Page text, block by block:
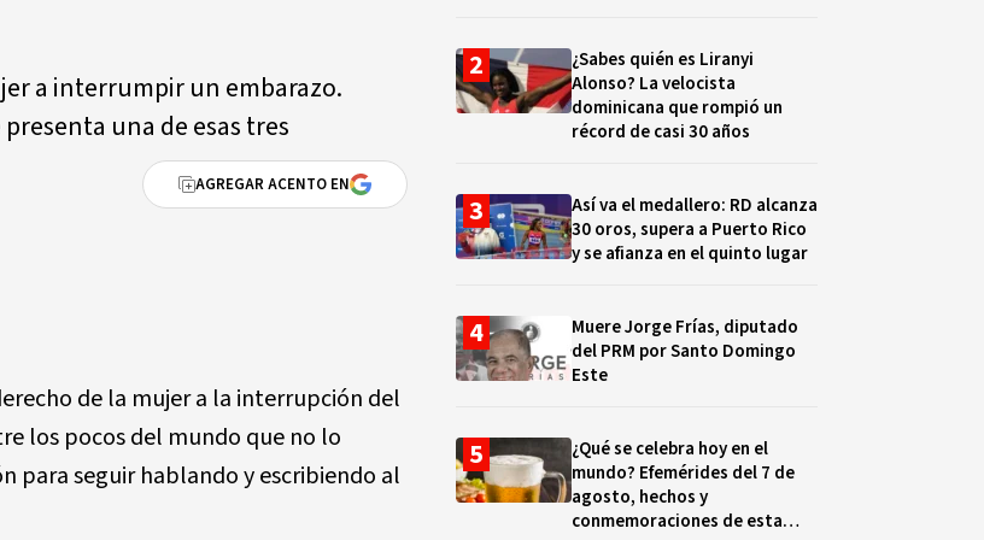
a interrumpir un embarazo.
una de esas tres
AGREGAR ACENTO EN
de la mujer a la interrupción del
los pocos del mundo que no lo
para seguir hablando y escribiendo al
¿Sabes quién es Liranyi
Alonso? La velocista
dominicana que rompió un
récord de casi 30 años
Así va el medallero: RD alcanza
30 oros, supera a Puerto Rico
y se afianza en el quinto lugar
Muere Jorge Frías, diputado
del PRM por Santo Domingo
Este
¿Qué se celebra hoy en el
mundo? Efemérides del 7 de
agosto, hechos y
conmemoraciones de esta